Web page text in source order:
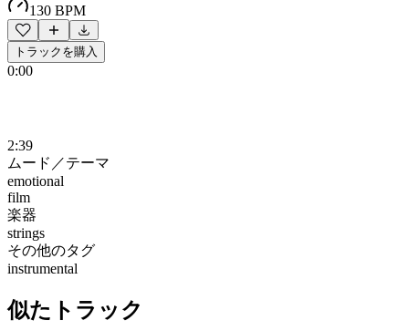
130 BPM
トラックを購入
0:00
2:39
ムード／テーマ
emotional
film
楽器
strings
その他のタグ
instrumental
似たトラック